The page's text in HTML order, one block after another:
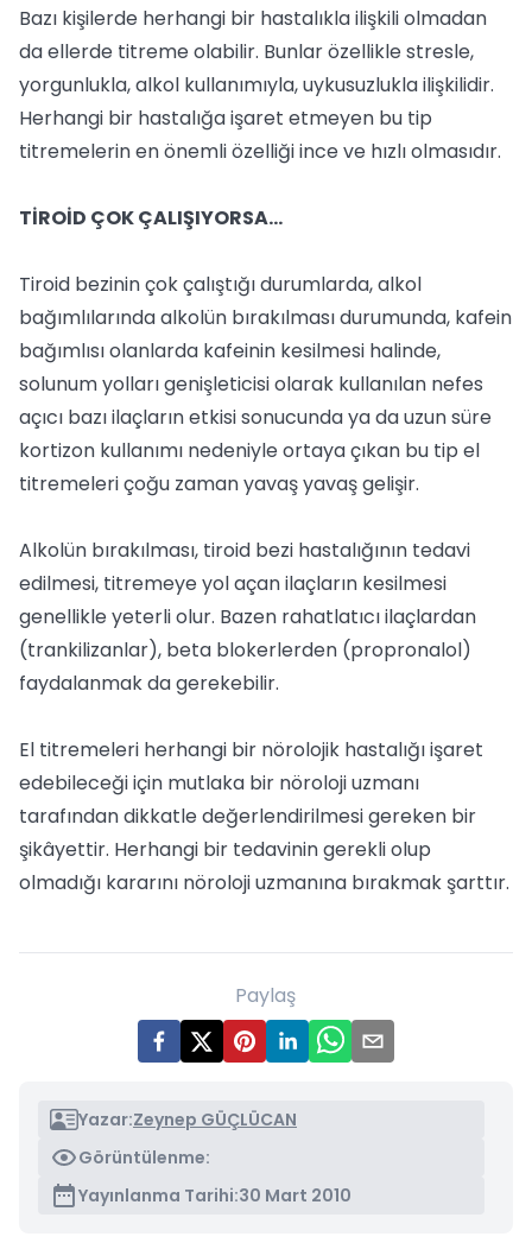
Bazı kişilerde herhangi bir hastalıkla ilişkili olmadan
da ellerde titreme olabilir. Bunlar özellikle stresle,
yorgunlukla, alkol kullanımıyla, uykusuzlukla ilişkilidir.
Herhangi bir hastalığa işaret etmeyen bu tip
titremelerin en önemli özelliği ince ve hızlı olmasıdır.
TİROİD ÇOK ÇALIŞIYORSA...
Tiroid bezinin çok çalıştığı durumlarda, alkol
bağımlılarında alkolün bırakılması durumunda, kafein
bağımlısı olanlarda kafeinin kesilmesi halinde,
solunum yolları genişleticisi olarak kullanılan nefes
açıcı bazı ilaçların etkisi sonucunda ya da uzun süre
kortizon kullanımı nedeniyle ortaya çıkan bu tip el
titremeleri çoğu zaman yavaş yavaş gelişir.
Alkolün bırakılması, tiroid bezi hastalığının tedavi
edilmesi, titremeye yol açan ilaçların kesilmesi
genellikle yeterli olur. Bazen rahatlatıcı ilaçlardan
(trankilizanlar), beta blokerlerden (propronalol)
faydalanmak da gerekebilir.
El titremeleri herhangi bir nörolojik hastalığı işaret
edebileceği için mutlaka bir nöroloji uzmanı
tarafından dikkatle değerlendirilmesi gereken bir
şikâyettir. Herhangi bir tedavinin gerekli olup
olmadığı kararını nöroloji uzmanına bırakmak şarttır.
Paylaş
Yazar:Zeynep GÜÇLÜCAN
Görüntülenme:
Yayınlanma Tarihi:30 Mart 2010